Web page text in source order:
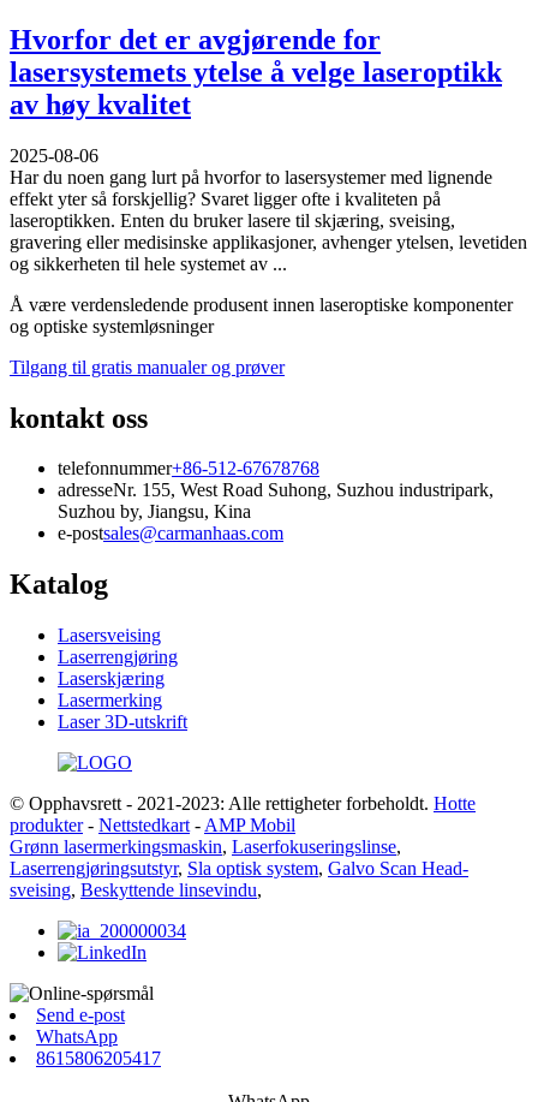
Hvorfor det er avgjørende for
lasersystemets ytelse å velge laseroptikk
av høy kvalitet
2025-08-06
Har du noen gang lurt på hvorfor to lasersystemer med lignende
effekt yter så forskjellig? Svaret ligger ofte i kvaliteten på
laseroptikken. Enten du bruker lasere til skjæring, sveising,
gravering eller medisinske applikasjoner, avhenger ytelsen, levetiden
og sikkerheten til hele systemet av ...
Å være verdensledende produsent innen laseroptiske komponenter
og optiske systemløsninger
Tilgang til gratis manualer og prøver
kontakt oss
telefonnummer+86-512-67678768
adresseNr. 155, West Road Suhong, Suzhou industripark,
Suzhou by, Jiangsu, Kina
e-postsales@carmanhaas.com
Katalog
Lasersveising
Laserrengjøring
Laserskjæring
Lasermerking
Laser 3D-utskrift
© Opphavsrett - 2021-2023: Alle rettigheter forbeholdt. Hotte
produkter- Nettstedkart - AMP Mobil
Grønn lasermerkingsmaskin, Laserfokuseringslinse,
Laserrengjøringsutstyr, Sla optisk system, Galvo Scan Head-
sveising, Beskyttende linsevindu,
Send e-post
WhatsApp
8615806205417